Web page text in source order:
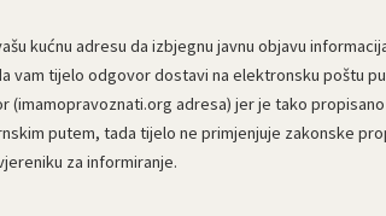
kućnu adresu da izbjegnu javnu objavu
vam tijelo odgovor dostavi na elektronsku poštu
(imamopravoznati.org adresa) jer je tako
putem, tada tijelo ne primjenjuje zakonske
za informiranje.